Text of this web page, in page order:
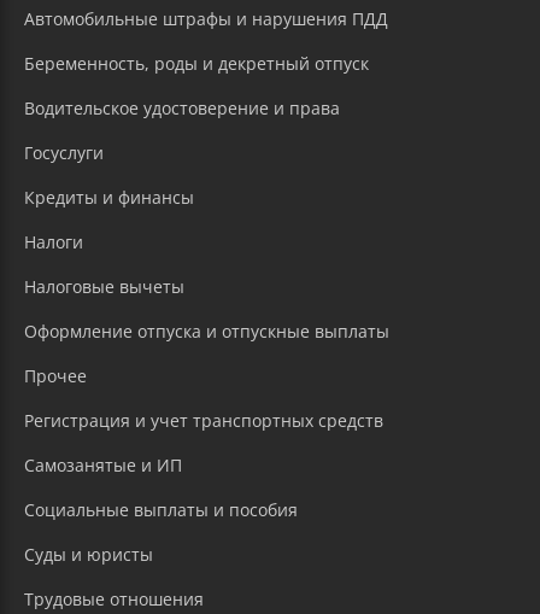
Автомобильные штрафы и нарушения ПДД
Беременность, роды и декретный отпуск
Водительское удостоверение и права
Госуслуги
Кредиты и финансы
Налоги
Налоговые вычеты
Оформление отпуска и отпускные выплаты
Прочее
Регистрация и учет транспортных средств
Самозанятые и ИП
Социальные выплаты и пособия
Суды и юристы
Трудовые отношения